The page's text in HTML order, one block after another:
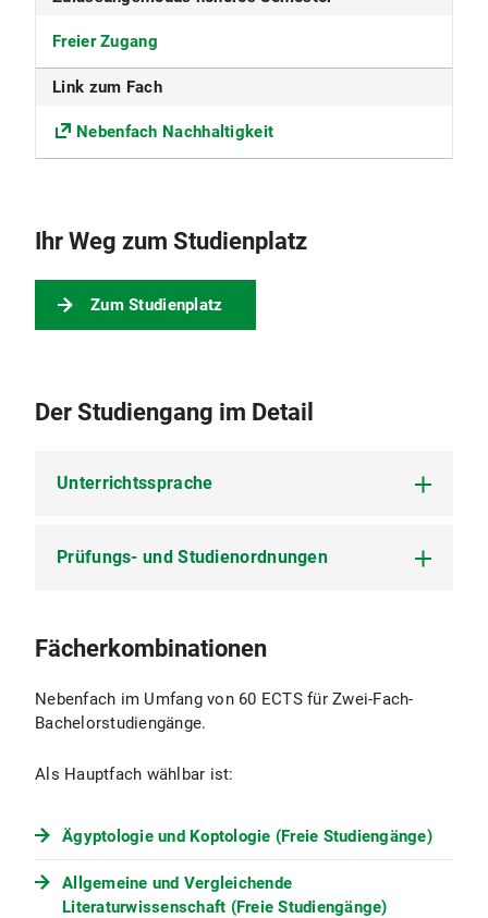
München den Grundbeitrag sowie den
Solidarbeitrag Semesterticket.
Nähere Informationen s. Beiträge für das
Freier Zugang
Link zum Fach
Nebenfach Nachhaltigkeit
Ihr Weg zum Studienplatz
Zum Studienplatz
Der Studiengang im Detail
Unterrichtssprache
Die Unterrichtssprache in den Pflichtmodulen und
Prüfungs- und Studienordnungen
Maximilians-Universität München für das
im Umfang von 30 und 60 ECTS-Punkten für
Bachelorstudiengänge (2026) vom 15. Juni 2026
Fächerkombinationen
Nebenfach im Umfang von 60 ECTS für Zwei-Fach-
Bachelorstudiengänge.
Als Hauptfach wählbar ist:
Ägyptologie und Koptologie (Freie Studiengänge)
Allgemeine und Vergleichende
Literaturwissenschaft (Freie Studiengänge)